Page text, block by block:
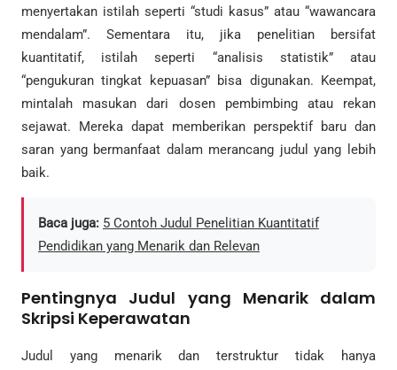
menyertakan istilah seperti “studi kasus” atau “wawancara
mendalam”. Sementara itu, jika penelitian bersifat
kuantitatif, istilah seperti “analisis statistik” atau
“pengukuran tingkat kepuasan” bisa digunakan. Keempat,
mintalah masukan dari dosen pembimbing atau rekan
sejawat. Mereka dapat memberikan perspektif baru dan
saran yang bermanfaat dalam merancang judul yang lebih
baik.
Baca juga: 5 Contoh Judul Penelitian Kuantitatif
Pendidikan yang Menarik dan Relevan
Pentingnya Judul yang Menarik dalam
Skripsi Keperawatan
Judul yang menarik dan terstruktur tidak hanya